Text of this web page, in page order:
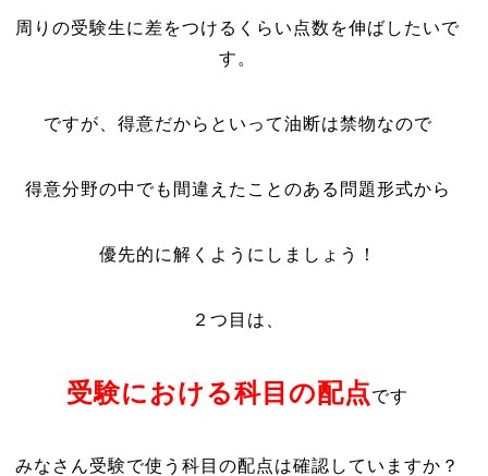
周りの受験生に差をつけるくらい点数を伸ばしたいで
す。
ですが、得意だからといって油断は禁物なので
得意分野の中でも間違えたことのある問題形式から
優先的に解くようにしましょう！
２つ目は、
受験における科目の配点です
みなさん受験で使う科目の配点は確認していますか？